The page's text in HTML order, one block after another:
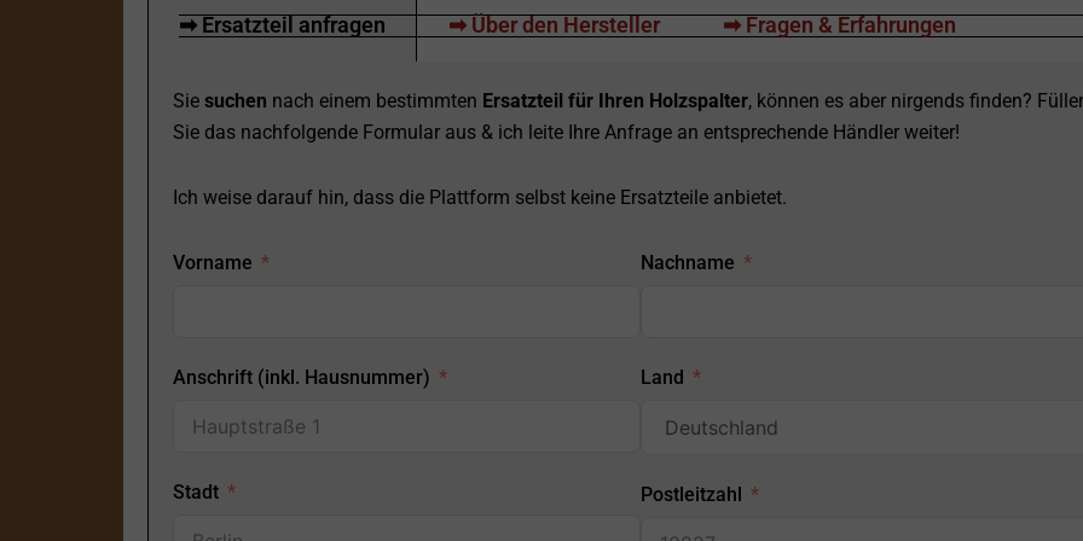
➡ Ersatzteil anfragen ➡ Über den Hersteller ➡ Fragen & Erfahrungen
Sie suchen nach einem bestimmten Ersatzteil für Ihren Holzspalter, können es aber nirgends finden?
Sie das nachfolgende Formular aus & ich leite Ihre Anfrage an entsprechende Händler weiter!
Ich weise darauf hin, dass die Plattform selbst keine Ersatzteile anbietet.
Vorname Nachname
Anschrift (inkl. Hausnummer)
Stadt
Land
Postleitzahl